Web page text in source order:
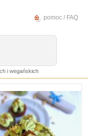
pomoc / FAQ
i wegańskich